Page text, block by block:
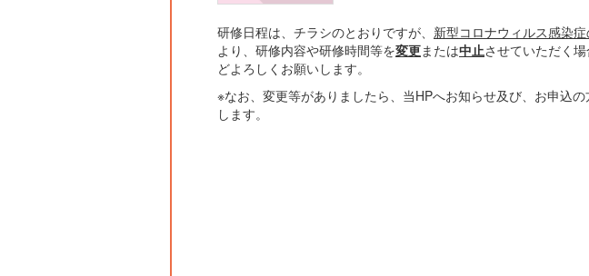
研修日程は、チラシのとおりですが、 新型コロナウィルス感染
より、研修内容や研修時間等を変更または中止させていただく
どよろしくお願いします。
※なお、変更等がありましたら、当HPへお知らせ及び、お申込
します。